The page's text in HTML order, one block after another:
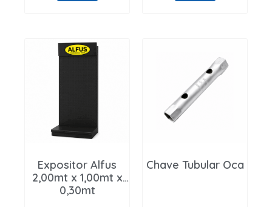
Expositor Alfus
2,00mt x 1,00mt x
0,30mt
Chave Tubular Oca